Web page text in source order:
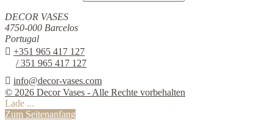
DECOR VASES
4750-000 Barcelos
Portugal
 +351 965 417 127
/ 351 965 417 127
 info@decor-vases.com
© 2026 Decor Vases - Alle Rechte vorbehalten
Lade ...
Zum Seitenanfang